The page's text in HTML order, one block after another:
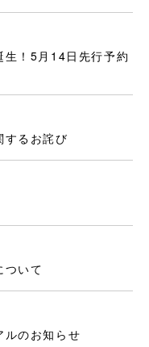
生！5月14日先行予約
するお詫び
ついて
ルのお知らせ